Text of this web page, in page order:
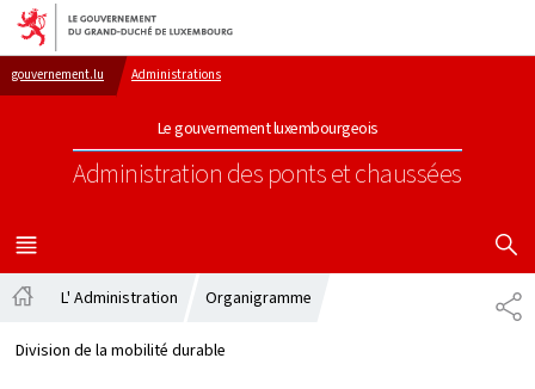
Aller au menu principal
Aller au contenu
gouvernement.lu Administrations
Le gouvernement luxembourgeois
Administration des ponts et chaussées
MENU
PRINCIPAL
L' Administration Organigramme
Division de la mobilité durable